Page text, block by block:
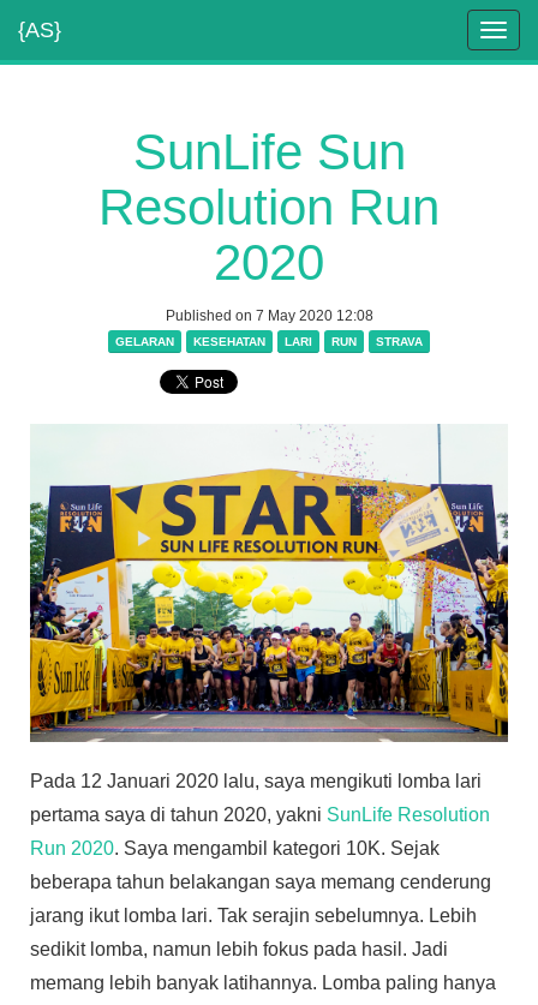
{AS}
SunLife Sun
Resolution Run
2020
Published on 7 May 2020 12:08
GELARAN KESEHATAN LARI RUN STRAVA
Pada 12 Januari 2020 lalu, saya mengikuti lomba lari
pertama saya di tahun 2020, yakni SunLife Resolution
Run 2020. Saya mengambil kategori 10K. Sejak
beberapa tahun belakangan saya memang cenderung
jarang ikut lomba lari. Tak serajin sebelumnya. Lebih
sedikit lomba, namun lebih fokus pada hasil. Jadi
memang lebih banyak latihannya. Lomba paling hanya